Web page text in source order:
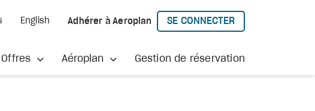
English Adhérer à Aeroplan
SE CONNECTER
À AEROPLAN
Offres Aéroplan Gestion de réservation